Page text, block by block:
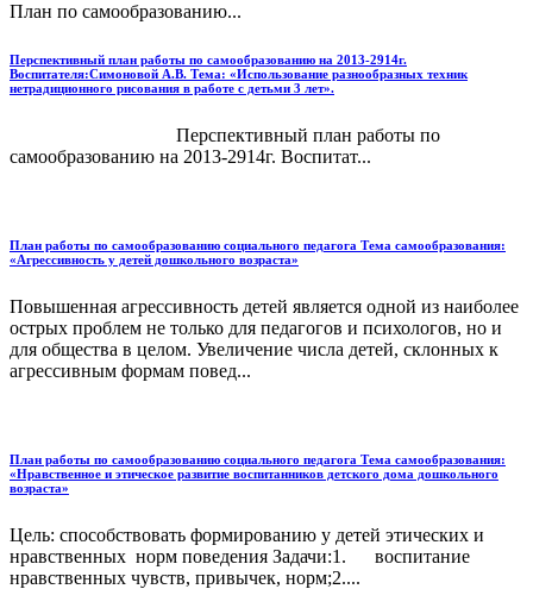
План по самообразованию...
Перспективный план работы по самообразованию на 2013-2914г.
Воспитателя:Симоновой А.В. Тема: «Использование разнообразных техник
нетрадиционного рисования в работе с детьми 3 лет».
Перспективный план работы по
самообразованию на 2013-2914г. Воспитат...
План работы по самообразованию социального педагога Тема самообразования:
«Агрессивность у детей дошкольного возраста»
Повышенная агрессивность детей яв­ляется одной из наиболее
острых про­блем не только для педагогов и психо­логов, но и
для общества в целом. Увеличение числа детей, склонных к
агрессивным формам повед...
План работы по самообразованию социального педагога Тема самообразования:
«Нравственное и этическое развитие воспитанников детского дома дошкольного
возраста»
Цель: способствовать формированию у детей этических и
нравственных норм поведения Задачи:1. воспитание
нравственных чувств, привычек, норм;2....